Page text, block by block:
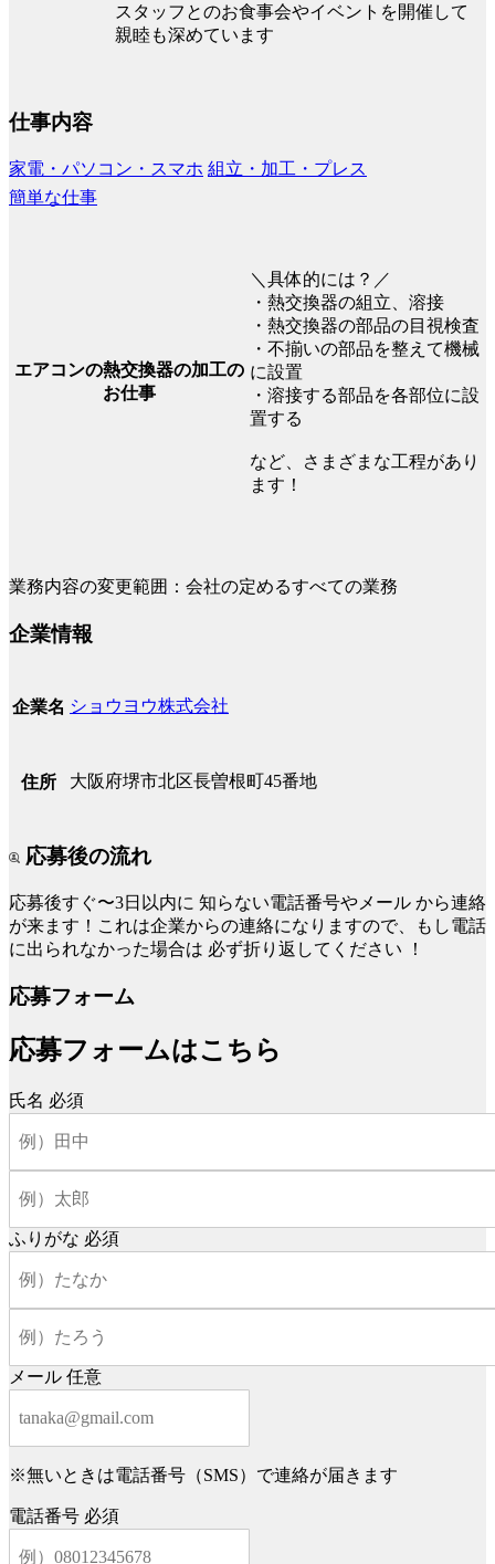
スタッフとのお食事会やイベントを開催して
親睦も深めています
仕事内容
家電・パソコン・スマホ 組立・加工・プレス
簡単な仕事
エアコンの熱交換器の加工の
お仕事
＼具体的には？／
・熱交換器の組立、溶接
・熱交換器の部品の目視検査
・不揃いの部品を整えて機械
に設置
・溶接する部品を各部位に設
置する
など、さまざまな工程があり
ます！
業務内容の変更範囲：会社の定めるすべての業務
企業情報
企業名 ショウヨウ株式会社
住所 大阪府堺市北区長曽根町45番地
応募後の流れ
応募後すぐ〜3日以内に 知らない電話番号やメール から連絡
が来ます！これは企業からの連絡になりますので、もし電話
に出られなかった場合は 必ず折り返してください ！
応募フォーム
応募フォームはこちら
氏名 必須
ふりがな 必須
メール 任意
※無いときは電話番号（SMS）で連絡が届きます
電話番号 必須